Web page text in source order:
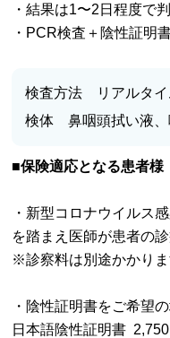
・結果は1〜2日程度で
・PCR検査＋陰性証明
検査方法 リアルタイ
検体 鼻咽頭拭い液、
■保険適応となる患者様
・新型コロナウイルス
を踏まえ医師が患者の
※診察料は別途かかりま
・陰性証明書をご希望
日本語陰性証明書